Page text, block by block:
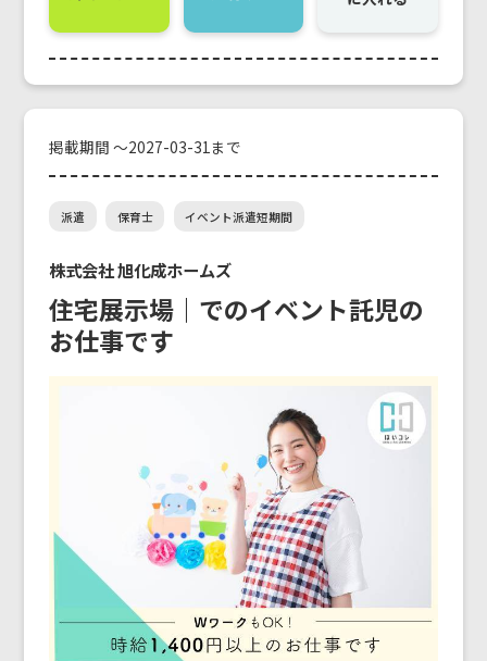
掲載期間 ～2027-03-31まで
派遣 保育士 イベント派遣短期間
株式会社 旭化成ホームズ
住宅展示場｜でのイベント託児の
お仕事です